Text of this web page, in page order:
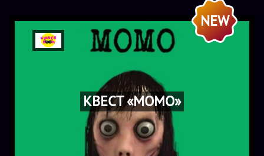
КВЕСТ «МОМО»
NEW